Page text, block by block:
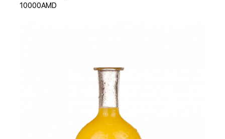
10000AMD